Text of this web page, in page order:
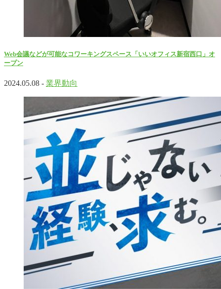
Web会議などが可能なコワーキングスペース「いいオフィス新宿西口」オ
ープン
2024.05.08 - 業界動向